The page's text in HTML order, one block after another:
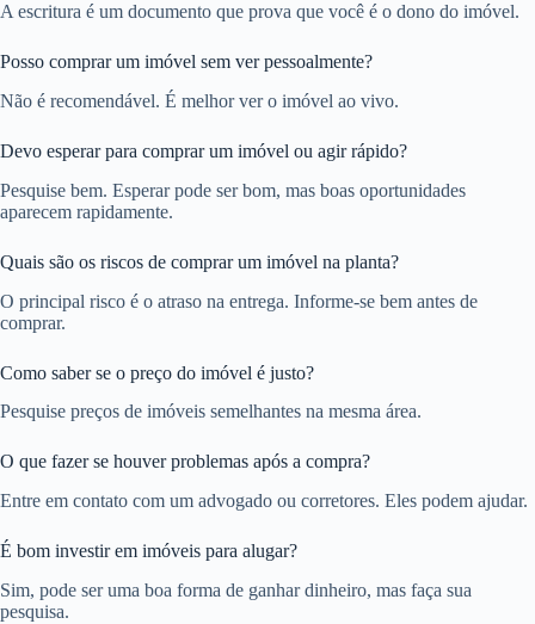
A escritura é um documento que prova que você é o dono do imóvel.
Posso comprar um imóvel sem ver pessoalmente?
Não é recomendável. É melhor ver o imóvel ao vivo.
Devo esperar para comprar um imóvel ou agir rápido?
Pesquise bem. Esperar pode ser bom, mas boas oportunidades
aparecem rapidamente.
Quais são os riscos de comprar um imóvel na planta?
O principal risco é o atraso na entrega. Informe-se bem antes de
comprar.
Como saber se o preço do imóvel é justo?
Pesquise preços de imóveis semelhantes na mesma área.
O que fazer se houver problemas após a compra?
Entre em contato com um advogado ou corretores. Eles podem ajudar.
É bom investir em imóveis para alugar?
Sim, pode ser uma boa forma de ganhar dinheiro, mas faça sua
pesquisa.